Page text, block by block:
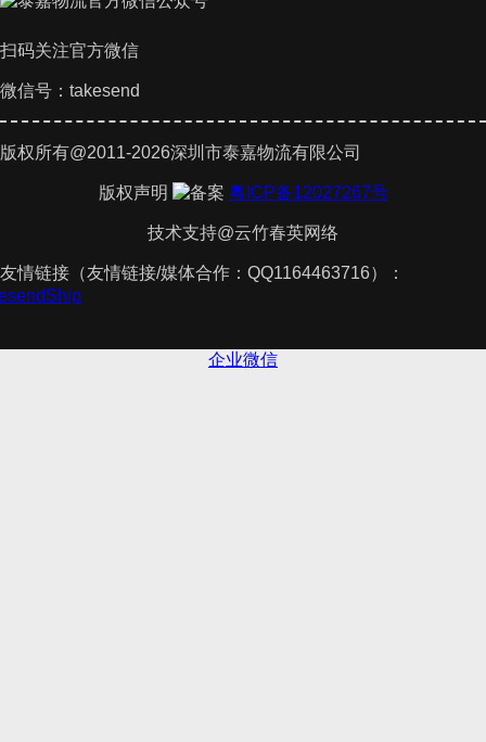
扫码关注官方微信
微信号：takesend
版权所有@2011-2026深圳市泰嘉物流有限公司
版权声明 粤ICP备12027267号
技术支持@云竹春英网络
友情链接（友情链接/媒体合作：QQ1164463716）：
企业微信